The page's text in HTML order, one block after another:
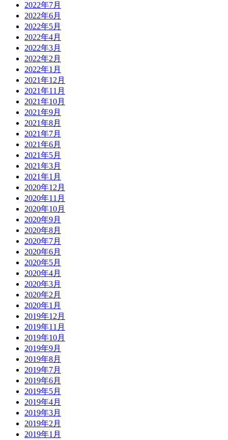
2022年7月
2022年6月
2022年5月
2022年4月
2022年3月
2022年2月
2022年1月
2021年12月
2021年11月
2021年10月
2021年9月
2021年8月
2021年7月
2021年6月
2021年5月
2021年3月
2021年1月
2020年12月
2020年11月
2020年10月
2020年9月
2020年8月
2020年7月
2020年6月
2020年5月
2020年4月
2020年3月
2020年2月
2020年1月
2019年12月
2019年11月
2019年10月
2019年9月
2019年8月
2019年7月
2019年6月
2019年5月
2019年4月
2019年3月
2019年2月
2019年1月